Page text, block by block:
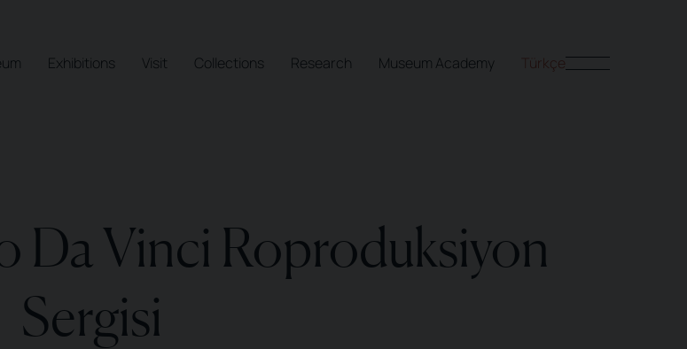
Exhibitions Visit Collections Research Museum Academy Türkçe
Da Vinci Roproduksiyon
Sergisi